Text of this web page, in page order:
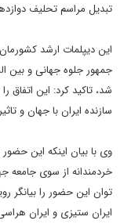
تبدیل مراسم تحلیف
این دیپلمات ارشد
جمهور جلوه جهانی و بین
شد، تاکید کرد: این اتفاق
سازنده ایران با جهان و
وی با بیان اینکه این
خردمندانه از سوی جامعه
توان این حضور را بیانگر
ایران ستیزی و ایران